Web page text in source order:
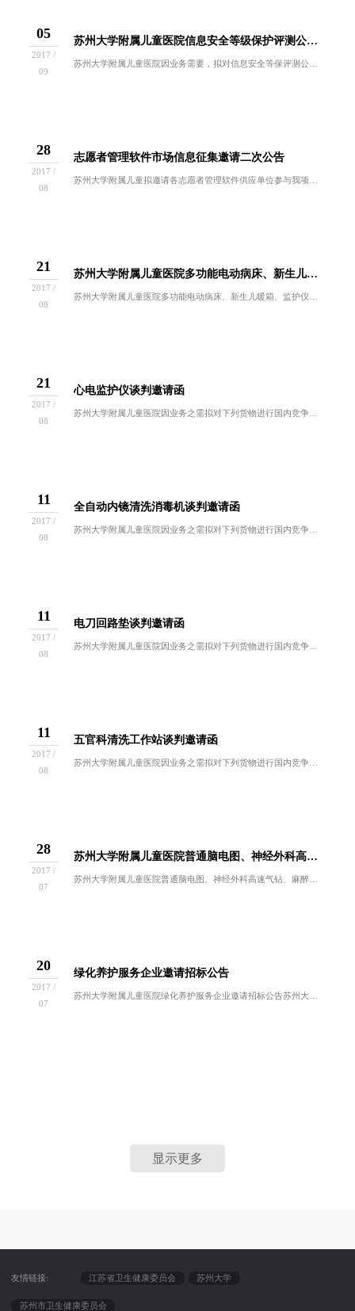
05
2017 /
09
苏州大学附属儿童医院信息安全等级保护评测公司招标公告
苏州大学附属儿童医院因业务需要，拟对信息安全等保评测公司开展招标工作，欢迎符合要求的供应商来参与我院的招标活动。一、项目概况为维护系统安全，...
28
2017 /
08
志愿者管理软件市场信息征集邀请二次公告
苏州大学附属儿童拟邀请各志愿者管理软件供应单位参与我项目市场信息征集活动。现在就有关事项函告如下：一、项目概况苏州大学附属儿童医院志愿者管理...
21
2017 /
08
苏州大学附属儿童医院多功能电动病床、新生儿暖箱、监护仪项目中标结果公示
苏州大学附属儿童医院多功能电动病床、新生儿暖箱、监护仪项目招标于2017年8月18日进行，医院招投标小组按规定程序进行开标，现就本次招标的中...
21
2017 /
08
心电监护仪谈判邀请函
苏州大学附属儿童医院因业务之需拟对下列货物进行国内竞争性谈判采购。欢迎符合谈判资格要求的供应商前来报名参与。一、招标编号：ZB2017-YL...
11
2017 /
08
全自动内镜清洗消毒机谈判邀请函
苏州大学附属儿童医院因业务之需拟对下列货物进行国内竞争性谈判采购。欢迎符合谈判资格要求的供应商前来报名参与。一、招标编号：ZB2017-YL...
11
2017 /
08
电刀回路垫谈判邀请函
苏州大学附属儿童医院因业务之需拟对下列货物进行国内竞争性谈判采购。欢迎符合谈判资格要求的供应商前来报名参与。一、招标编号：ZB2017-YL...
11
2017 /
08
五官科清洗工作站谈判邀请函
苏州大学附属儿童医院因业务之需拟对下列货物进行国内竞争性谈判采购。欢迎符合谈判资格要求的供应商前来报名参与。一、招标编号：ZB2017-YL...
28
2017 /
07
苏州大学附属儿童医院普通脑电图、神经外科高速气钻、麻醉监护仪、高速涡轮手机、手持式裂隙灯项目中标结果公示
苏州大学附属儿童医院普通脑电图、神经外科高速气钻、麻醉监护仪、高速涡轮手机、手持式裂隙灯项目招标于2017年7月27日进行，医院招投标小组按...
20
2017 /
07
绿化养护服务企业邀请招标公告
苏州大学附属儿童医院绿化养护服务企业邀请招标公告苏州大学附属儿童医院拟邀请合格的绿化养护服务企业参与我院景德路院区及总院的绿化养护服务。现在...
显示更多
友情链接: 江苏省卫生健康委员会 苏州大学
苏州市卫生健康委员会